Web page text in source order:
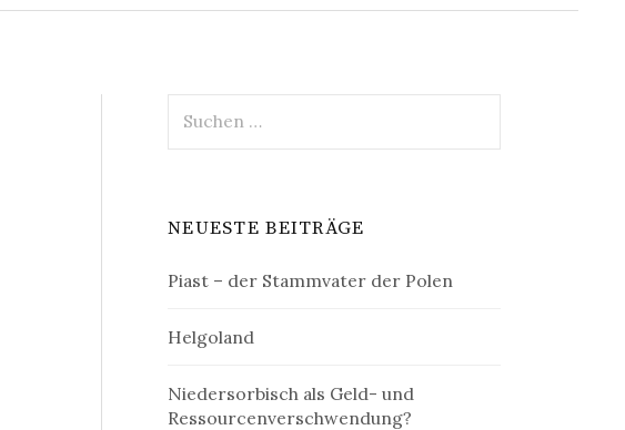
nach:
NEUESTE BEITRÄGE
Piast – der Stammvater der Polen
Helgoland
Niedersorbisch als Geld- und
Ressourcenverschwendung?